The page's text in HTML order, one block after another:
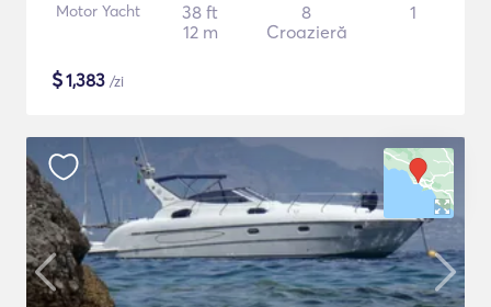
Motor Yacht
38 ft
12 m
8
Croazieră
1
$1,383 /zi